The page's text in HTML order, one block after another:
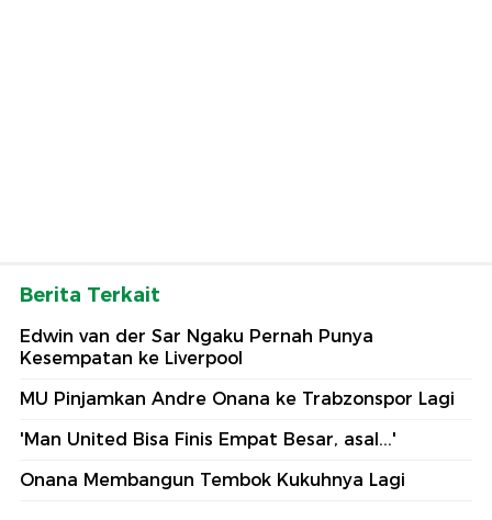
Berita Terkait
Edwin van der Sar Ngaku Pernah Punya
Kesempatan ke Liverpool
MU Pinjamkan Andre Onana ke Trabzonspor Lagi
'Man United Bisa Finis Empat Besar, asal...'
Onana Membangun Tembok Kukuhnya Lagi